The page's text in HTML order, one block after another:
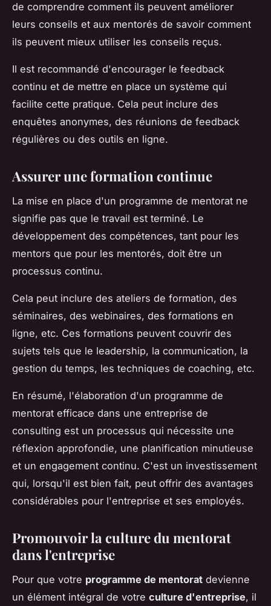
de comprendre comment ils peuvent améliorer
leurs conseils et aux mentorés de savoir comment
ils peuvent mieux utiliser les conseils reçus.
Il est recommandé d'encourager le feedback
continu et de mettre en place un système qui
facilite cette pratique. Cela peut inclure des
enquêtes anonymes, des réunions de feedback
régulières ou des outils en ligne.
Assurer une formation continue
La mise en place d'un programme de mentorat ne
signifie pas que le travail est terminé. Le
développement des compétences, tant pour les
mentors que pour les mentorés, doit être un
processus continu.
Cela peut inclure des ateliers de formation, des
séminaires, des webinaires, des formations en
ligne, etc. Ces formations peuvent couvrir des
sujets tels que le leadership, la communication, la
gestion du temps, les techniques de coaching, etc.
En résumé, l'élaboration d'un programme de
mentorat efficace dans une entreprise de
consulting est un processus qui nécessite une
réflexion approfondie, une planification minutieuse
et un engagement continu. C'est un investissement
qui, lorsqu'il est bien fait, peut offrir des avantages
considérables pour l'entreprise et ses employés.
Promouvoir la culture du mentorat
dans l'entreprise
Pour que votre programme de mentorat devienne
un élément intégral de votre culture d'entreprise, il